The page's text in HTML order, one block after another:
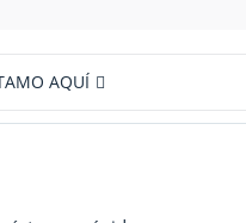
AQUÍ